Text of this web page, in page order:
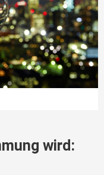
wird: